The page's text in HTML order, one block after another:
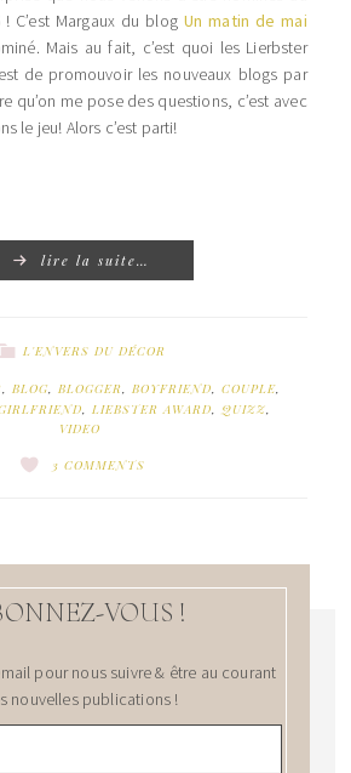
C’est Margaux du blog Un matin de mai
Mais au fait, c’est quoi les Lierbster
de promouvoir les nouveaux blogs par
qu’on me pose des questions, c’est avec
le jeu! Alors c’est parti!
lire la suite…
L'ENVERS DU DÉCOR
BLOG, BLOGGER BOYFRIEND COUPLE,
LIEBSTER AWARD QUIZZ
VIDEO
3 COMMENTS
VOUS !
pour nous suivre & être au courant
nouvelles publications !